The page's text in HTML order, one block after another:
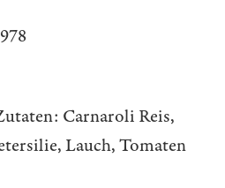
Carnaroli Reis,
Lauch, Tomaten